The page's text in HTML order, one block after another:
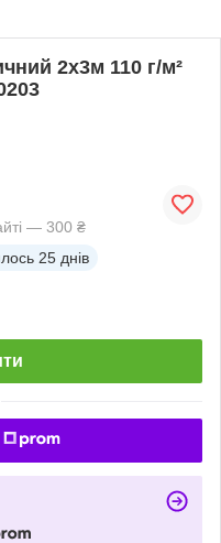
2х3м 110 г/м²
— 300 ₴
25 днів